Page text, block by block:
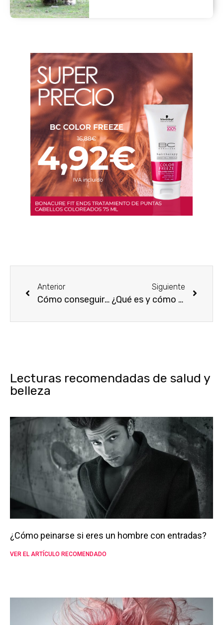
Anterior
Cómo conseguir unos ojos ahumados o smokey eyes paso a paso
Siguiente
¿Qué es y cómo se usa el maquillaje corporal para piernas?
Lecturas recomendadas de salud y
belleza
¿Cómo peinarse si eres un hombre con entradas?
VER EL ARTÍCULO RECOMENDADO